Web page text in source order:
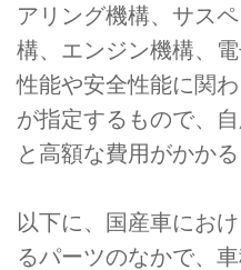
アリング機構、サス
構、エンジン機構、
性能や安全性能に関
が指定するもので、
と高額な費用がかか
以下に、国産車にお
るパーツのなかで、